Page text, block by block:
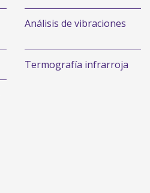
Análisis de vibraciones
Termografía infrarroja